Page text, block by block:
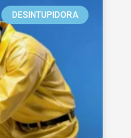
DESINTUPIDORA